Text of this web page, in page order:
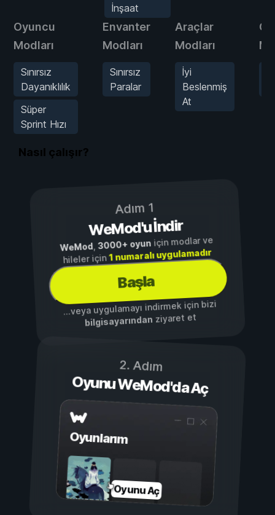
İnşaat
Oyuncu
Modları
Sınırsız
Dayanıklılık
Süper
Sprint Hızı
Envanter
Modları
Sınırsız
Paralar
Araçlar
Modları
İyi
Beslenmiş
At
Nasıl çalışır?
Adım 1
WeMod'u İndir
WeMod,3000+ oyuniçin modlar ve
hileler için1 numaralı uygulamadır
Başla
...veya uygulamayı indirmek için bizi
bilgisayarından ziyaret et
2. Adım
Oyunu WeMod'da Aç
Oyunlarım
Oyunu Aç